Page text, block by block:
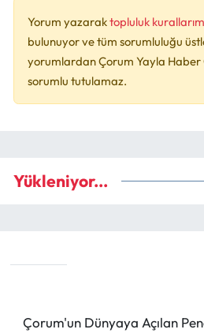
Yorum yazaraktopluluk
bulunuyor ve tüm sorumluluğu
yorumlardan Çorum Yayla Haber
sorumlu tutulamaz.
Yükleniyor...
Çorum'un Dünyaya Açılan